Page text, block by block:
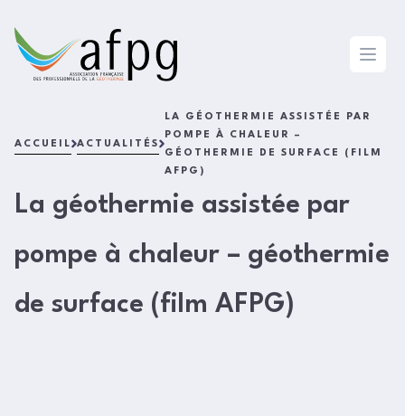
L'AFPG
Open
ACCUEIL ACTUALITÉS
LA GÉOTHERMIE ASSISTÉE PAR
POMPE À CHALEUR –
GÉOTHERMIE DE SURFACE (FILM
AFPG)
La géothermie assistée par
pompe à chaleur – géothermie
de surface (film AFPG)